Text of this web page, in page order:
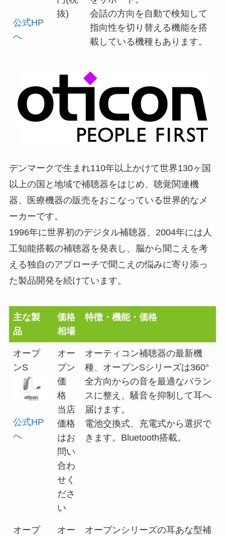
公式HP
へ
抜)
会話の方向を自動で検知して
指向性を切り替える機能を搭
載している機種もあります。
デンマークで生まれ110年以上かけて世界130ヶ国
以上の国と地域で補聴器をはじめ、聴覚関連機
器、医療機器の販売をおこなっている世界的なメ
ーカーです。
1996年に世界初のデジタル補聴器、2004年には人
工知能搭載の補聴器を発表し、脳から聞こえを考
える独自のアプローチで聞こえの悩みに寄り添っ
た製品開発を続けています。
主な製
品
価格
相場
特徴・機能・価格
オープ
ンS
公式HP
へ
オー
プン
価
格
当店
価格
はお
問い
合わ
せく
ださ
い
オーティコン補聴器の最新機
種、オープンSシリーズは360°
全方向からの音を最適なバラン
スに整え、騒音を抑制して耳へ
届けます。
電池交換式、充電式から選択で
きます。Bluetooth搭載。
オープ
オー
オープンシリーズの耳あな型補